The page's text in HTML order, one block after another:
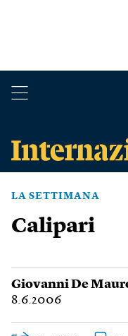
LA SETTIMANA
Calipari
Giovanni De
8.6.2006